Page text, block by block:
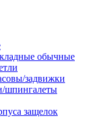
обычные
задвижки
шпингалеты
защелок